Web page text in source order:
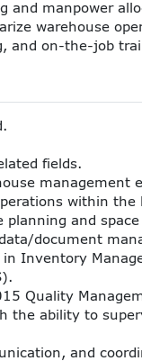
and manpower
warehouse
and on-the-job
fields.
management
within
planning and
document
in Inventory
Quality
the ability to
and